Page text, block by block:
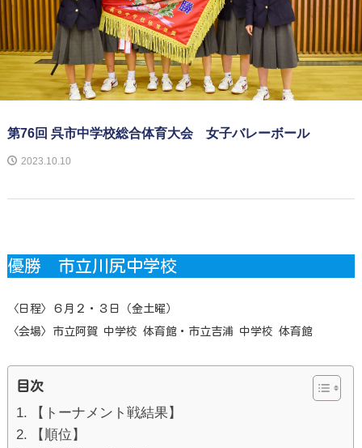
第76回 呉市中学校総合体育大会 女子バレーボール
2023.10.10
優勝 市立川尻中学校
〈日程〉６月２・３日（金土曜）
〈会場〉市立阿賀 中学校 体育館・市立吉浦 中学校 体育館
目次
【トーナメント戦結果】
【順位】